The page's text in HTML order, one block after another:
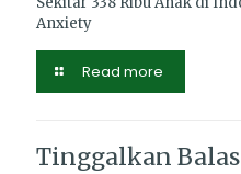
Anxiety
Read more
Tinggalkan